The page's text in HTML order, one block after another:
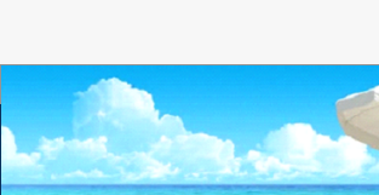
© 2025 ΣΑΣΤΥΑ.